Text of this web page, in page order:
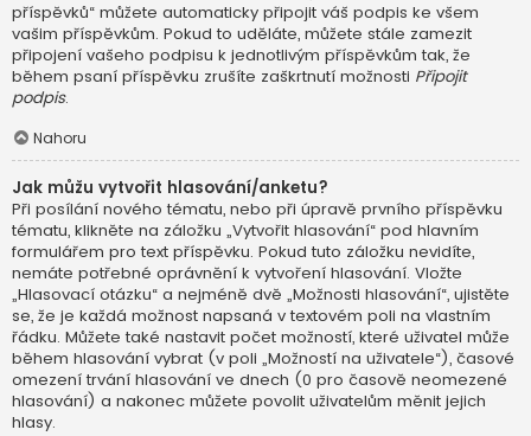
příspěvků“ můžete automaticky připojit váš podpis ke všem
vašim příspěvkům. Pokud to uděláte, můžete stále zamezit
připojení vašeho podpisu k jednotlivým příspěvkům tak, že
během psaní příspěvku zrušíte zaškrtnutí možnosti Připojit
podpis.
Nahoru
Jak můžu vytvořit hlasování/anketu?
Při posílání nového tématu, nebo při úpravě prvního příspěvku
tématu, klikněte na záložku „Vytvořit hlasování“ pod hlavním
formulářem pro text příspěvku. Pokud tuto záložku nevidíte,
nemáte potřebné oprávnění k vytvoření hlasování. Vložte
„Hlasovací otázku“ a nejméně dvě „Možnosti hlasování“, ujistěte
se, že je každá možnost napsaná v textovém poli na vlastním
řádku. Můžete také nastavit počet možností, které uživatel může
během hlasování vybrat (v poli „Možností na uživatele“), časové
omezení trvání hlasování ve dnech (0 pro časově neomezené
hlasování) a nakonec můžete povolit uživatelům měnit jejich
hlasy.